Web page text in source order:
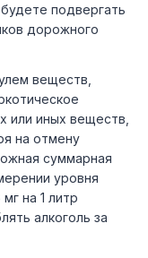
подвергать
дорожного
веществ,
или иных веществ,
на отмену
суммарная
уровня
на 1 литр
алкоголь за